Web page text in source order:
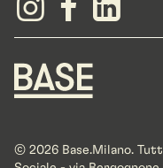
© 2026 Base.Milano.